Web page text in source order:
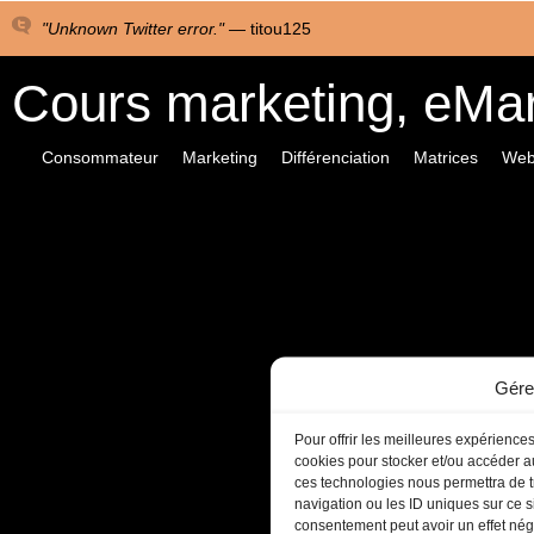
Pour offrir les meilleures
cookies pour stocker et/ou accéder
ces technologies nous permettra de
navigation ou les ID uniques sur ce
consentement peut avoir un effet
"Unknown Twitter error." — titou125
Cours marketing,
Consommateur Marketing Différenciation Matrices